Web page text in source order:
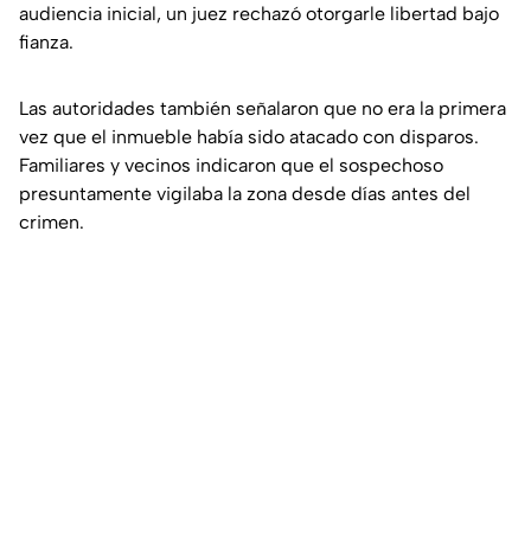
audiencia inicial, un juez rechazó otorgarle libertad bajo
fianza.
Las autoridades también señalaron que no era la primera
vez que el inmueble había sido atacado con disparos.
Familiares y vecinos indicaron que el sospechoso
presuntamente vigilaba la zona desde días antes del
crimen.